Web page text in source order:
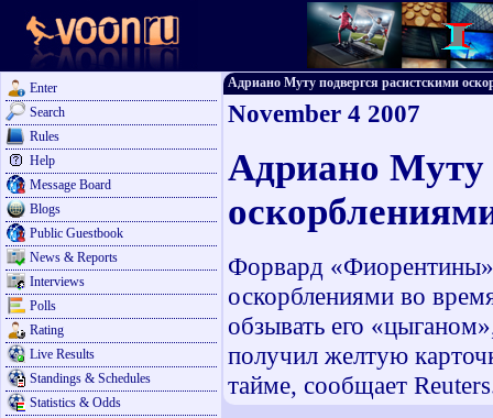
Enter
Search
Rules
Help
Message Board
Blogs
Public Guestbook
News & Reports
Interviews
Polls
Rating
Live Results
Standings & Schedules
Statistics & Odds
Адриано Муту подвергся расистскими
November 4 2007
Адриано Муту
Форвард
оскорблениями во
обзывать его
получил желтую
тайме, сообщает